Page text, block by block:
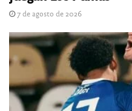
7 de agosto de 2026